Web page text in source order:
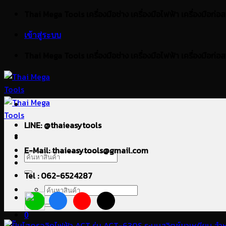
เข้าสู่ระบบ
ค้นหา:
ค้นหา:
0
LINE: @thaieasytools
E-Mail: thaieasytools@gmail.com
Tel : 062-6524287